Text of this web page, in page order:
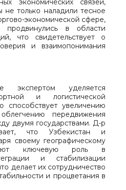
экономических связей,
не только наладили тесное
экономической сфере,
продвинулись в области
что свидетельствует о
и взаимопонимания
экспертом уделяется
и логистической
способствует увеличению
передвижения
двумя государствами. Д-р
что Узбекистан и
своему географическому
ключевую роль в
и стабилизации
делает их сотрудничество
и процветания в